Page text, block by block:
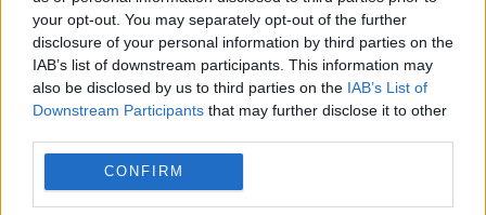
your opt-out. You may separately opt-out of the further
disclosure of your personal information by third parties on the
IAB’s list of downstream participants. This information may
also be disclosed by us to third parties on the IAB’s List of
Downstream Participants that may further disclose it to other
CONFIRM
cariera viata